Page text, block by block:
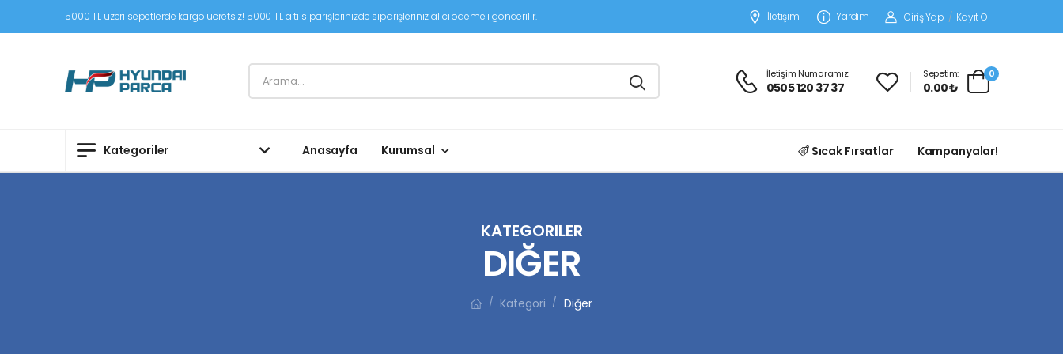
5000 TL üzeri sepetlerde kargo ücretsiz! 5000 TL altı siparişlerinizde siparişleriniz alıcı ödemeli gönderilir. İletişim Yardım Giriş Yap / Kayıt Ol
İletişim Numaramız:
0505 120 37 37
Sepetim:
0.00 ₺
0
Kategoriler Anasayfa Kurumsal Sıcak Fırsatlar Kampanyalar!
KATEGORILER
DIĞER
/ Kategori / Diğer